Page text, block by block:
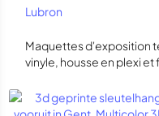
Lubron
Maquettes d'exposition
vinyle, housse en plexi